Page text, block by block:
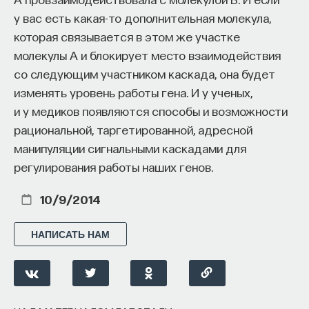
у вас есть какая-то дополнительная молекула,
которая связывается в этом же участке
молекулы А и блокирует место взаимодействия
со следующим участником каскада, она будет
изменять уровень работы гена. И у ученых,
и у медиков появляются способы и возможности
рациональной, таргетированной, адресной
манипуляции сигнальными каскадами для
регулирования работы наших генов.
10/9/2014
НАПИСАТЬ НАМ
Основной мишенью действия нейролептических
препаратов оказывается кора больших полушарий
и та часть базальных ганглиев, которая связана
с эмоциями, потребностями, мотивацией.
В базальных ганглиях есть две структуры: одна
височных долей), а вторая структура —
прозрачной перегородки’). Эти две структуры
нейролептиков, а
связанный с генерацией положительных эмоций.
У нас большинство информационных потоков,